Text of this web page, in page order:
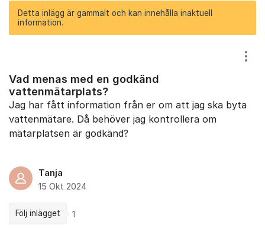
Detta inlägg är gammalt och kan innehålla inaktuell
information.
Vad menas med en godkänd
vattenmätarplats?
Jag har fått information från er om att jag ska byta
vattenmätare. Då behöver jag kontrollera om
mätarplatsen är godkänd?
Tanja
15 Okt 2024
Följ inlägget 1